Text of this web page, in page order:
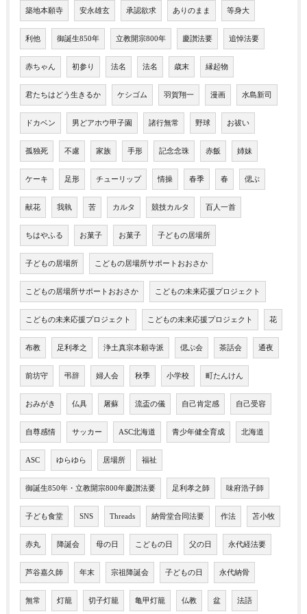
築地本願寺 安永雄玄 承認欲求 ありのまま 等身大
利他 御誕生850年 立教開宗800年 慶讃法要 追悼法要
赤ちゃん 初参り 法名 法名 歳末 縁起物
君たちはどう生きるか ケシゴム 羽賀翔一 漫画 水島新司
ドカベン 男どアホウ甲子園 諸行無常 野球 お祓い
孤独死 不慮 家族 手形 記念念珠 赤飯 姉妹
ケーキ 足形 チューリップ 情操 春季 春 偲ぶ
献花 我執 苦 カルタ 競技カルタ 百人一首
ちはやふる お菓子 お菓子 子どもの居場所
子どもの居場所 こどもの居場所サポートおおさか
こどもの居場所サポートおおさか こどもの未来応援プロジェクト
こどもの未来応援プロジェクト こどもの未来応援プロジェクト 花
布教 足利孝之 浄土真宗本願寺派 偲ぶ会 茶話会 通夜
前坊守 弔辞 婦人会 秋季 小学校 町たんけん
おみがき 仏具 屠蘇 流盃の儀 自己肯定感 自己受容
自尊感情 サッカー ASC北海道 青少年健全育成 北海道
ASC ゆらゆら 居場所 福祉
御誕生850年・立教開宗800年慶讃法要 足利孝之師 味府浩子師
子ども食堂 SNS Threads 納骨堂合同法要 作法 苫小牧
赤丸 降誕会 母の日 こどもの日 父の日 永代経法要
芦谷嘉久師 年末 宗祖降誕会 子どもの日 永代納骨
無常 灯籠 切子灯籠 亀甲灯籠 仏教 盆 法語